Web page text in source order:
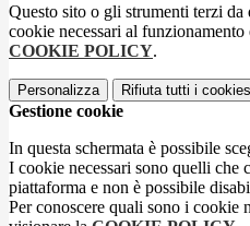
Questo sito o gli strumenti terzi
cookie necessari al
COOKIE POLICY.
Personalizza Rifiuta tutti i cookies
Gestione cookie
In questa schermata è possibile
I cookie necessari sono quelli che
piattaforma e non è possibile
Per conoscere quali sono i cookie